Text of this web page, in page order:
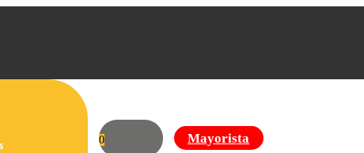
0 Mayorista